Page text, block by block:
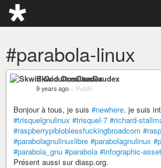
#parabola-linux
Skwid OccultusCaudex
9 years ago – Public
Bonjour à tous, je suis #newhere. je suis
#trisquelgnulinux #trisquel-7 #richard-
#raspberrypibloblessfuckingbroadcom
#parabolagnulinuxlibre #parabolagnulinux
#parabola_gnu #parabola #infographic-
Présent aussi sur diasp.org.